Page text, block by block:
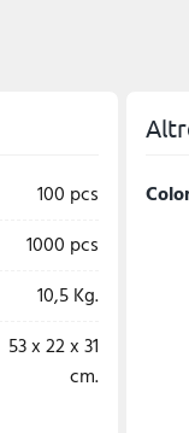
100 pcs
1000 pcs
10,5 Kg.
53 x 22 x 31
cm.